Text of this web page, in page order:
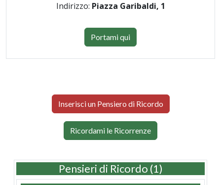
Indirizzo: Piazza Garibaldi, 1
Portami qui
Inserisci un Pensiero di Ricordo
Ricordami le Ricorrenze
Pensieri di Ricordo (1)